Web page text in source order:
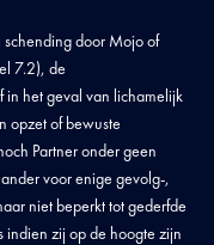
door Mojo of
7.2), de
het geval van lichamelijk
opzet of bewuste
Partner onder geen
voor enige gevolg-,
niet beperkt tot gederfde
indien zij op de hoogte zijn